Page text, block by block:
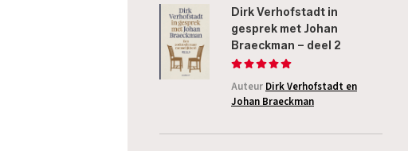
Dirk Verhofstadt in
gesprek met Johan
Braeckman – deel 2
Auteur Dirk Verhofstadt en
Johan Braeckman